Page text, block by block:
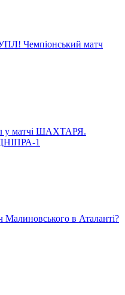
поразки ДИНАМО,
УПЛ
Чемпіонський матч
у матчі ШАХТАРЯ.
1
в Аталанті?